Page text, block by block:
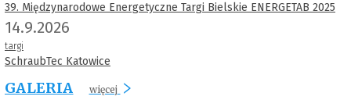
39. Międzynarodowe Energetyczne Targi Bielskie ENERGETAB 2025
14.9.2026
targi
SchraubTec Katowice
GALERIA więcej